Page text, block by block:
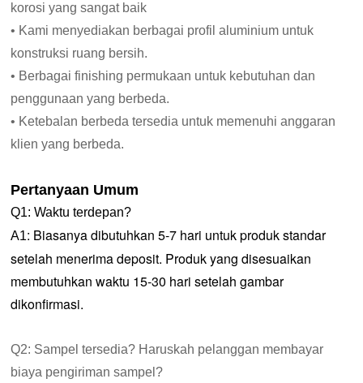
korosi yang sangat baik
• Kami menyediakan berbagai profil aluminium untuk
konstruksi ruang bersih.
• Berbagai finishing permukaan untuk kebutuhan dan
penggunaan yang berbeda.
• Ketebalan berbeda tersedia untuk memenuhi anggaran
klien yang berbeda.
Pertanyaan Umum
Q1: Waktu terdepan?
A1: Biasanya dibutuhkan 5-7 hari untuk produk standar
setelah menerima deposit. Produk yang disesuaikan
membutuhkan waktu 15-30 hari setelah gambar
dikonfirmasi.
Q2: Sampel tersedia? Haruskah pelanggan membayar
biaya pengiriman sampel?